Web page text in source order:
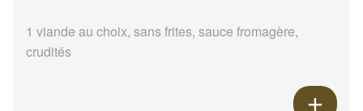
1 viande au choix, sans frites, sauce fromagère,
crudités